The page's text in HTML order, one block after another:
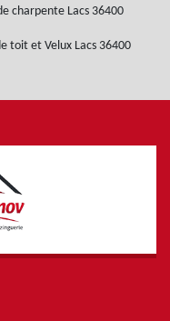
charpente Lacs 36400
toit et Velux Lacs 36400